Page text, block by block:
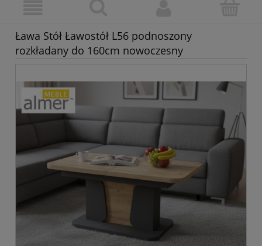
Ława Stół Ławostół L56 podnoszony
rozkładany do 160cm nowoczesny